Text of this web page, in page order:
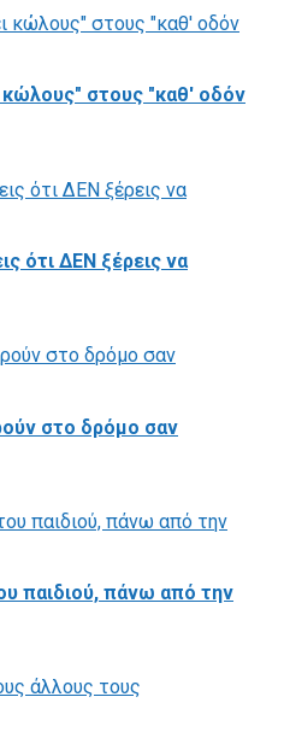
κώλους" στους "καθ' οδόν
ότι ΔΕΝ ξέρεις να
στο δρόμο σαν
παιδιού, πάνω από την